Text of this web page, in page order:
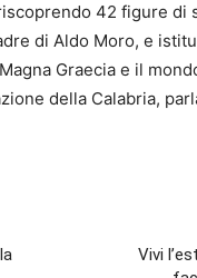
42 figure di
di Aldo Moro, e
Graecia e il
della Calabria,
Vivi